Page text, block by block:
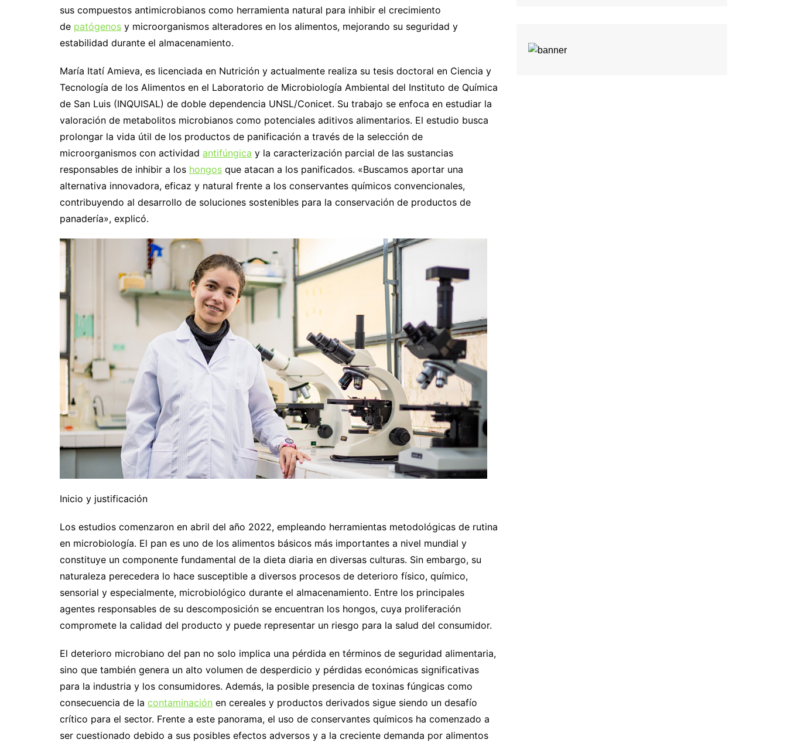
sus compuestos antimicrobianos como herramienta natural para inhibir el crecimiento
de patógenos y microorganismos alteradores en los alimentos, mejorando su seguridad y
estabilidad durante el almacenamiento.
María Itatí Amieva, es licenciada en Nutrición y actualmente realiza su tesis doctoral en Ciencia y
Tecnología de los Alimentos en el Laboratorio de Microbiología Ambiental del Instituto de Química
de San Luis (INQUISAL) de doble dependencia UNSL/Conicet. Su trabajo se enfoca en estudiar la
valoración de metabolitos microbianos como potenciales aditivos alimentarios. El estudio busca
prolongar la vida útil de los productos de panificación a través de la selección de
microorganismos con actividad antifúngica y la caracterización parcial de las sustancias
responsables de inhibir a los hongos que atacan a los panificados. «Buscamos aportar una
alternativa innovadora, eficaz y natural frente a los conservantes químicos convencionales,
contribuyendo al desarrollo de soluciones sostenibles para la conservación de productos de
panadería», explicó.
Inicio y justificación
Los estudios comenzaron en abril del año 2022, empleando herramientas metodológicas de rutina
en microbiología. El pan es uno de los alimentos básicos más importantes a nivel mundial y
constituye un componente fundamental de la dieta diaria en diversas culturas. Sin embargo, su
naturaleza perecedera lo hace susceptible a diversos procesos de deterioro físico, químico,
sensorial y especialmente, microbiológico durante el almacenamiento. Entre los principales
agentes responsables de su descomposición se encuentran los hongos, cuya proliferación
compromete la calidad del producto y puede representar un riesgo para la salud del consumidor.
El deterioro microbiano del pan no solo implica una pérdida en términos de seguridad alimentaria,
sino que también genera un alto volumen de desperdicio y pérdidas económicas significativas
para la industria y los consumidores. Además, la posible presencia de toxinas fúngicas como
consecuencia de la contaminación en cereales y productos derivados sigue siendo un desafío
crítico para el sector. Frente a este panorama, el uso de conservantes químicos ha comenzado a
ser cuestionado debido a sus posibles efectos adversos y a la creciente demanda por alimentos